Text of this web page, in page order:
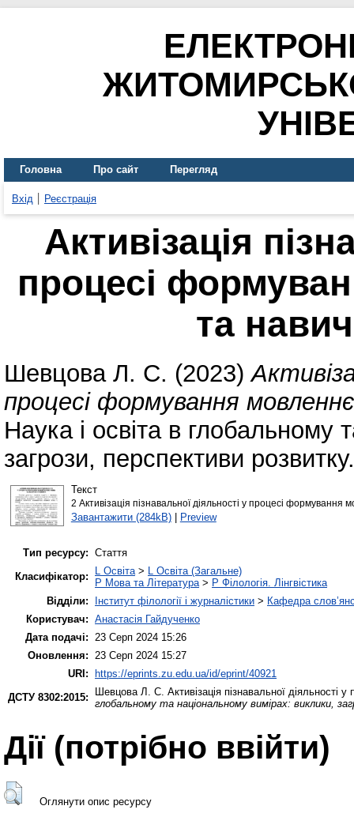
Головна Про сайт Перегляд
Вхід Реєстрація
Активізація
процесі
та
Шевцова Л. С. (2023)
процесі формування
Наука і освіта в глобальному
загрози, перспективи
Текст
2 Активізація пізнавальної діяльності у процесі формування
Завантажити (284kB)| Preview
Тип ресурсу: Стаття
Класифікатор:
L Освіта> L Освіта (Загальне)
P Мова та Література> P Філологія. Лінгвістика
Відділи:
Інститут філології і журналістики > Кафедра
Користувач: Анастасія Гайдученко
Дата подачі: 23 Серп 2024 15:26
Оновлення: 23 Серп 2024 15:27
URI:
https://eprints.zu.edu.ua/id/eprint/40921
ДСТУ 8302:2015:
Шевцова Л. С. Активізація пізнавальної
глобальному та національному вимірах: виклики,
Дії ​​(потрібно ввійти)
Оглянути опис ресурсу